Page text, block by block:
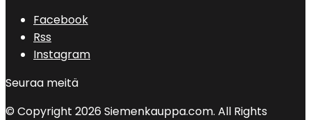
Facebook
Rss
Instagram
Seuraa meitä
© Copyright 2026 Siemenkauppa.com. All Rights